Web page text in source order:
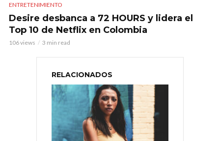
ENTRETENIMIENTO
Desire desbanca a 72 HOURS y lidera el
Top 10 de Netflix en Colombia
106 views 3 min read
RELACIONADOS